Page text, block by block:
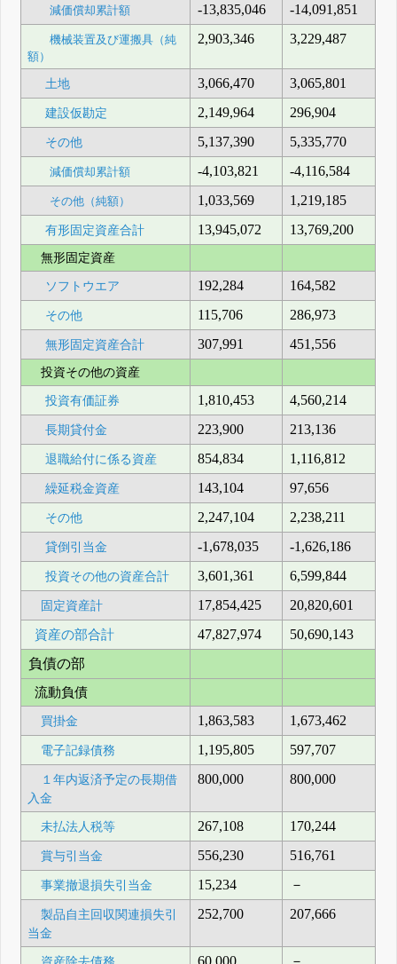
減価償却累計額 -13,835,046 -14,091,851
機械装置及び運搬具（純
額）
2,903,346 3,229,487
土地 3,066,470 3,065,801
建設仮勘定 2,149,964 296,904
その他 5,137,390 5,335,770
減価償却累計額 -4,103,821 -4,116,584
その他（純額） 1,033,569 1,219,185
有形固定資産合計 13,945,072 13,769,200
無形固定資産
ソフトウエア 192,284 164,582
その他 115,706 286,973
無形固定資産合計 307,991 451,556
投資その他の資産
投資有価証券 1,810,453 4,560,214
長期貸付金 223,900 213,136
退職給付に係る資産 854,834 1,116,812
繰延税金資産 143,104 97,656
その他 2,247,104 2,238,211
貸倒引当金 -1,678,035 -1,626,186
投資その他の資産合計 3,601,361 6,599,844
固定資産計 17,854,425
20,820,601
資産の部合計
47,827,974
50,690,143
負債の部
流動負債
買掛金 1,863,583 1,673,462
電子記録債務 1,195,805 597,707
１年内返済予定の長期借
入金
800,000 800,000
未払法人税等 267,108 170,244
賞与引当金 556,230 516,761
事業撤退損失引当金 15,234 －
製品自主回収関連損失引
当金
252,700 207,666
資産除去債務 60,000 －